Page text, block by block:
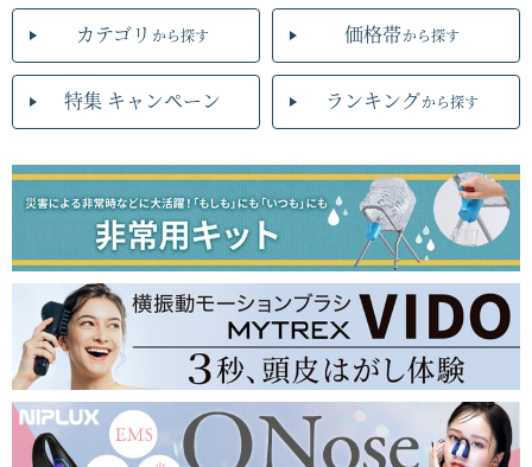
カテゴリ から探す 価格帯から探す
特集 キャンペーン ランキングから探す